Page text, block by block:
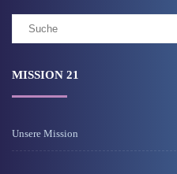
Suchergebnis
MISSION 21
Unsere Mission